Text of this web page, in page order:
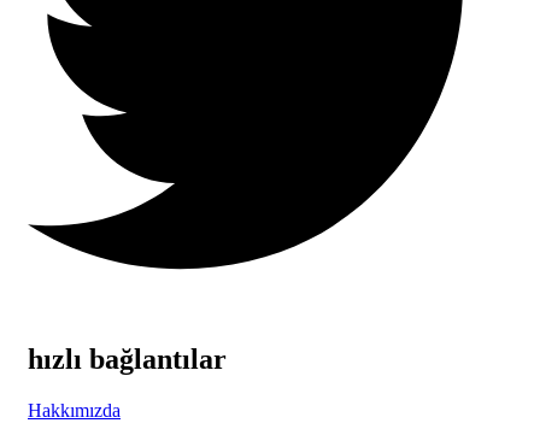
hızlı bağlantılar
Hakkımızda